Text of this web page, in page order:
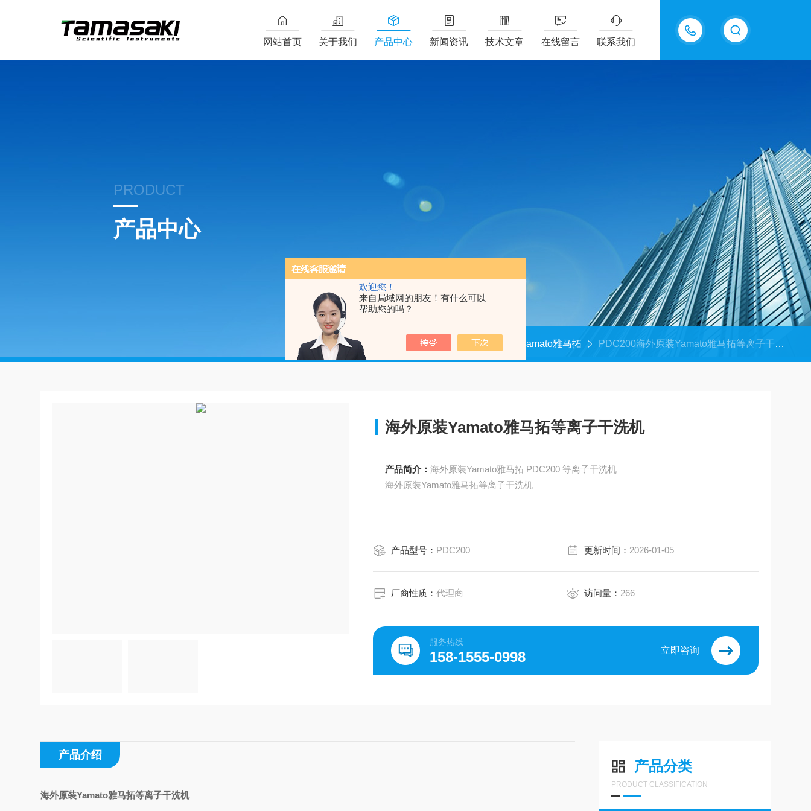
欢迎您！
来自局域网的朋友！有什么可以
帮助您的吗？
15815550998
网站首页 关于我们 产品中心 新闻资讯 技术文章 在线留言 联系我们
PRODUCT
产品中心
首页 产品中心 Yamato雅马拓 PDC200海外原装Yamato雅马拓等离子干洗机
海外原装Yamato雅马拓等离子干洗机
产品简介：
海外原装Yamato雅马拓 PDC200 等离子干洗机
海外原装Yamato雅马拓等离子干洗机
产品型号： PDC200 更新时间： 2026-01-05
厂商性质：代理商 访问量： 266
服务热线
158-1555-0998 立即咨询
产品分类
PRODUCT CLASSIFICATION
产品介绍
海外原装Yamato雅马拓等离子干洗机